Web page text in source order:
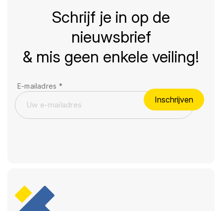
Schrijf je in op de
nieuwsbrief
& mis geen enkele veiling!
E-mailadres *
Inschrijven